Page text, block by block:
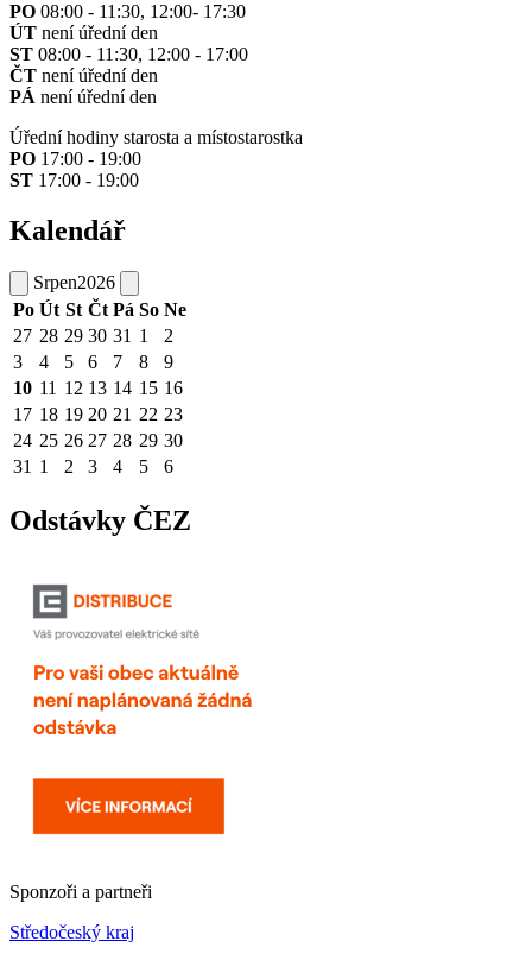
PO 08:00 - 11:30, 12:00- 17:30
ÚT není úřední den
ST 08:00 - 11:30, 12:00 - 17:00
ČT není úřední den
PÁ není úřední den
Úřední hodiny starosta a místostarostka
PO 17:00 - 19:00
ST 17:00 - 19:00
Kalendář
Srpen2026
Po Út St Čt Pá So Ne
27 28 29 30 31 1
2
3
4 5 6 7 8
9
10 11 12 13 14 15 16
17 18 19 20 21 22 23
24 25 26 27 28 29 30
31 1 2 3 4 5 6
Odstávky ČEZ
Sponzoři a partneři
Středočeský kraj